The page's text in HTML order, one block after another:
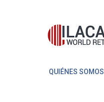
QUIÉNES SOMOS